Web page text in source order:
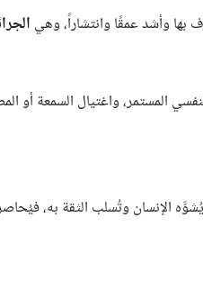
بها وأشد عمقًا وانتشاراً، وهي
المستمر، واغتيال السمعة أو
الإنسان وتُسلب الثقة به،